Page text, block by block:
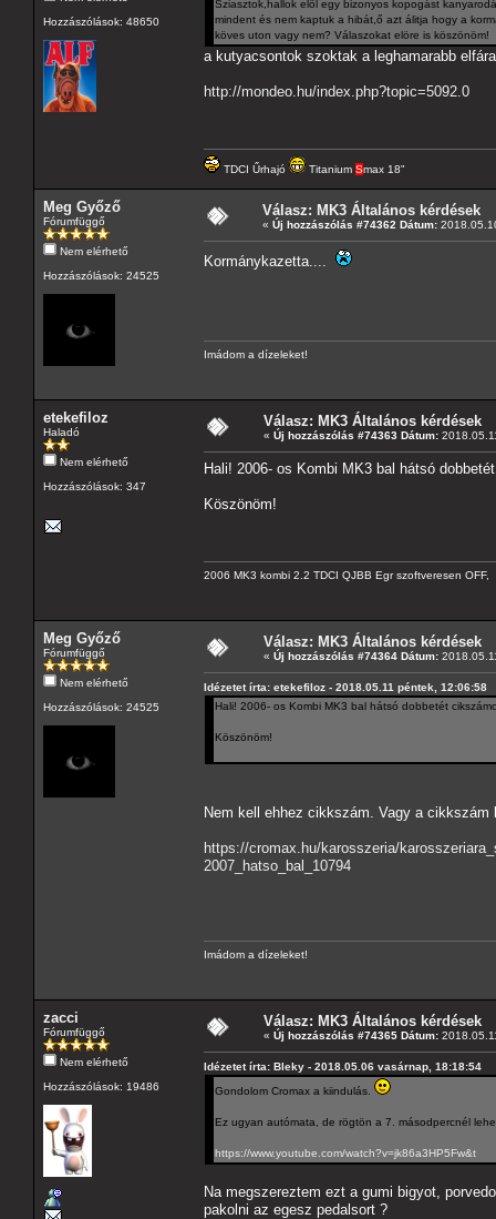
Hozzászólások: 48650
Sziasztok,hallok elöl egy bizonyos kopogást
mindent és nem kaptuk a hibát,ő azt álitja hogy a
köves uton vagy nem? Válaszokat elöre is köszönöm!
a kutyacsontok szoktak a leghamarabb
http://mondeo.hu/index.php?topic=5092.0
TDCI Űrhajó Titanium Smax 18"
Meg Győző
Fórumfüggő
Nem elérhető
Hozzászólások: 24525
Válasz: MK3 Általános kérdések
« Új hozzászólás #74362 Dátum:
Kormánykazetta....
Imádom a dízeleket!
etekefiloz
Haladó
Nem elérhető
Hozzászólások: 347
Válasz: MK3 Általános kérdések
« Új hozzászólás #74363 Dátum:
Hali! 2006- os Kombi MK3 bal hátsó
Köszönöm!
2006 MK3 kombi 2.2 TDCI QJBB Egr szoftveresen OFF,
Meg Győző
Fórumfüggő
Nem elérhető
Hozzászólások: 24525
Válasz: MK3 Általános kérdések
« Új hozzászólás #74364 Dátum:
Idézetet írta: etekefiloz - 2018.05.11 péntek, 12:06:58
Hali! 2006- os Kombi MK3 bal hátsó dobbetét
Köszönöm!
Nem kell ehhez cikkszám. Vagy a
https://cromax.hu/karosszeria/
2007_hatso_bal_10794
Imádom a dízeleket!
zacci
Fórumfüggő
Nem elérhető
Hozzászólások: 19486
Válasz: MK3 Általános kérdések
« Új hozzászólás #74365 Dátum:
Idézetet írta: Bleky - 2018.05.06 vasárnap, 18:18:54
Gondolom Cromax a kiindulás.
Ez ugyan autómata, de rögtön a 7. másodpercnél
https://www.youtube.com/watch?v=jk86a3HP5Fw&t
Na megszereztem ezt a gumi bigyot,
pakolni az egesz pedalsort ?